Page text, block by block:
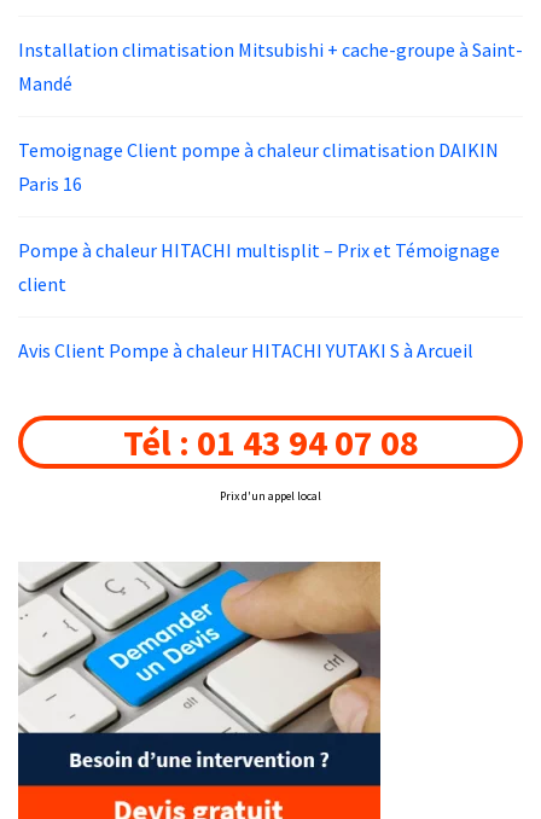
Installation climatisation Mitsubishi + cache-groupe à Saint-
Mandé
Temoignage Client pompe à chaleur climatisation DAIKIN
Paris 16
Pompe à chaleur HITACHI multisplit – Prix et Témoignage
client
Avis Client Pompe à chaleur HITACHI YUTAKI S à Arcueil
Tél : 01 43 94 07 08
Prix d'un appel local